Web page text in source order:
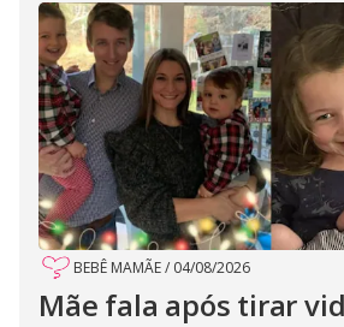
BEBÊ MAMÃE/ 04/08/2026
Mãe fala após tirar